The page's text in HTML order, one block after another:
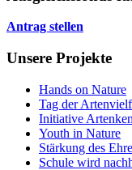
Antrag stellen
Unsere Projekte
Hands on Nature
Tag der
Initiative
Youth in Nature
Stärkung des
Schule wird